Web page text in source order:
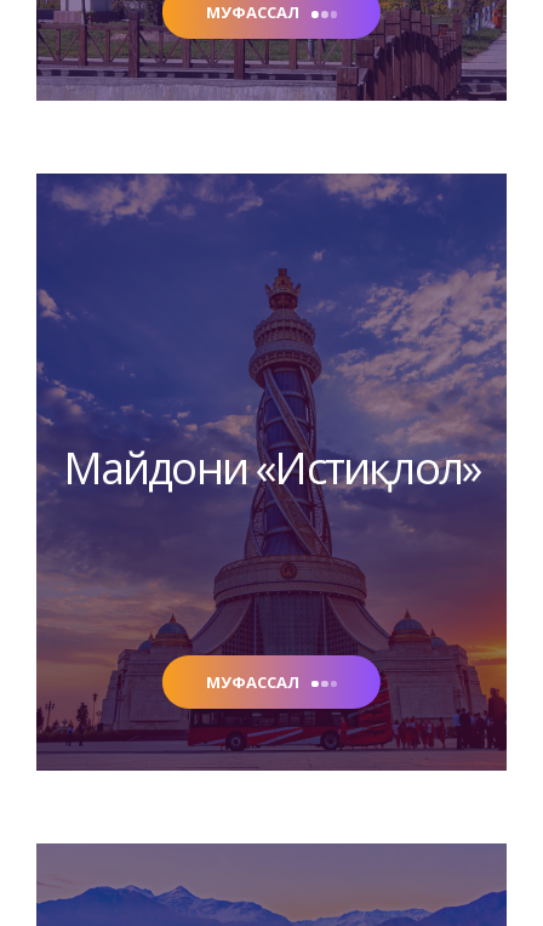
МУФАССАЛ
МУФАССАЛ
Майдони «Истиқлол»